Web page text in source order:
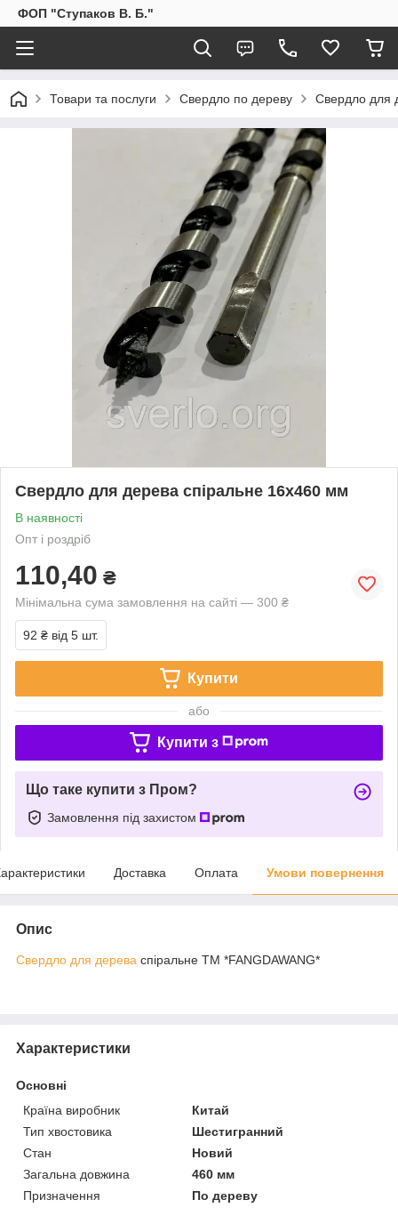
ФОП "Ступаков В. Б."
Товари та послуги Свердло по дереву Свердло для
Свердло для дерева спіральне 16х460 мм
В наявності
Опт і роздріб
110,40 ₴
Мінімальна сума замовлення на сайті — 300 ₴
92 ₴ від 5 шт.
Купити
або
Купити з
Що таке купити з Пром?
Замовлення під захистом
Доставка Оплата Умови повернення
Опис
Свердло для дерева спіральне ТМ *FANGDAWANG*
Характеристики
Основні
Країна виробник
Китай
Тип хвостовика
Шестигранний
Стан
Новий
Загальна довжина
460 мм
Призначення
По дереву